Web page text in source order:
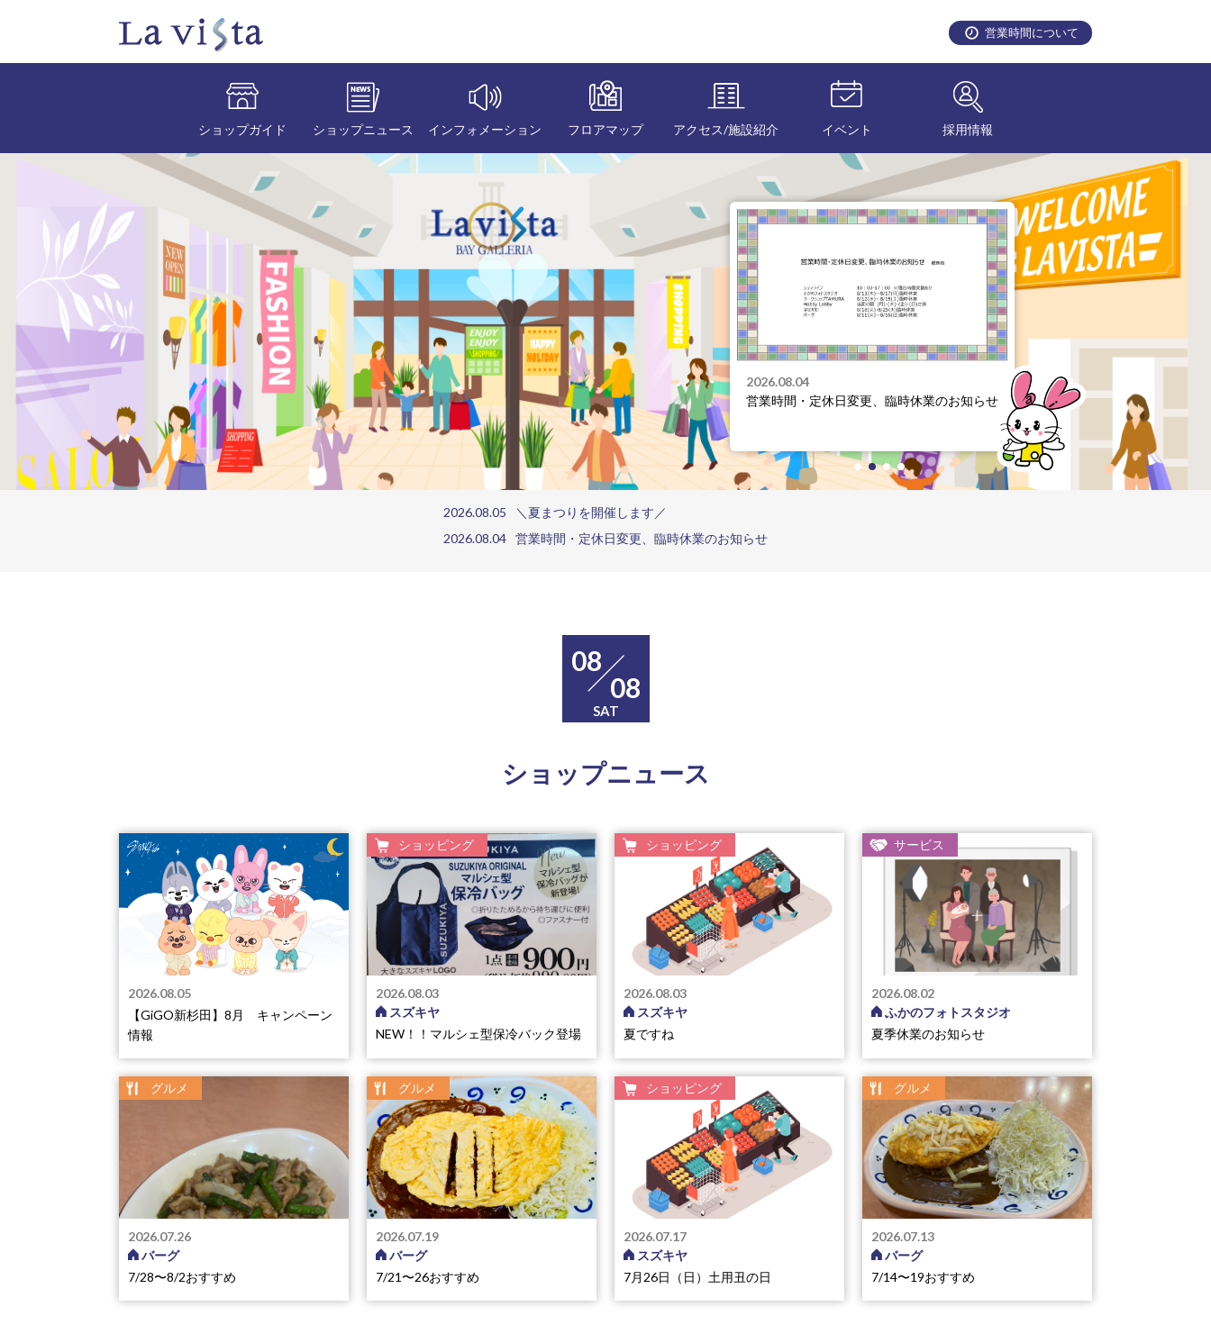
営業時間について
ショップガイド ショップニュース インフォメーション フロアマップ アクセス/施設紹介 イベント 採用情報
2026.08.03
NEW！！マルシェ型保冷バック登場
2026.08.05
＼夏まつりを開催します／
2026.08.04
営業時間・定休日変更、臨時休業のお知らせ
2026.08.05
【GiGO新杉田】8月 キャンペー
2026.08.05
＼夏まつりを開催します／
2026.08.04 営業時間・定休日変更、臨時休業のお知らせ
08
08
SAT
ショップニュース
2026.08.05
【GiGO新杉田】8月 キャンペーン
情報
ショッピング
2026.08.03
スズキヤ
NEW！！マルシェ型保冷バック登場
ショッピング
2026.08.03
スズキヤ
夏ですね
サービス
2026.08.02
ふかのフォトスタジオ
夏季休業のお知らせ
グルメ
2026.07.26
バーグ
7/28〜8/2おすすめ
グルメ
2026.07.19
バーグ
7/21〜26おすすめ
ショッピング
2026.07.17
スズキヤ
7月26日（日）土用丑の日
グルメ
2026.07.13
バーグ
7/14〜19おすすめ